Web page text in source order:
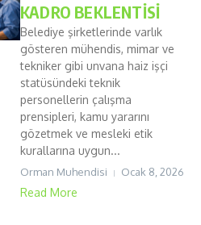
KADRO BEKLENTİSİ
Belediye şirketlerinde varlık
gösteren mühendis, mimar ve
tekniker gibi unvana haiz işçi
statüsündeki teknik
personellerin çalışma
prensipleri, kamu yararını
gözetmek ve mesleki etik
kurallarına uygun...
Orman Muhendisi Ocak 8, 2026
Read More